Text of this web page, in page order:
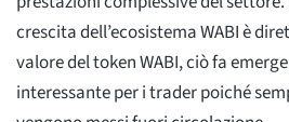
crescita dell’ecosistema WABI è
valore del token WABI, ciò fa
interessante per i trader poiché